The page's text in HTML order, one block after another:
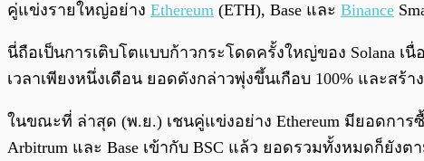
คู่แข่งรายใหญ่อย่าง Ethereum (ETH), Base และ Binance
นี่ถือเป็นการเติบโตแบบก้าวกระโดดครั้งใหญ่ของ Solana
เวลาเพียงหนึ่งเดือน ยอดดังกล่าวพุ่งขึ้นเกือบ 100% และสร้
ในขณะที่ ล่าสุด (พ.ย.) เชนคู่แข่งอย่าง Ethereum มียอดการ
Arbitrum และ Base เข้ากับ BSC แล้ว ยอดรวมทั้งหมดก็ยัง